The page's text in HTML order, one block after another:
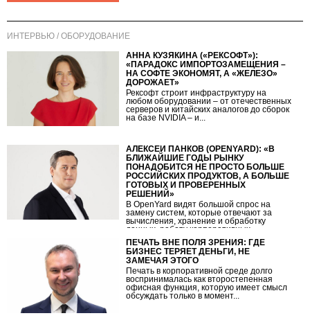
ИНТЕРВЬЮ / ОБОРУДОВАНИЕ
АННА КУЗЯКИНА («РЕКСОФТ»):
«ПАРАДОКС ИМПОРТОЗАМЕЩЕНИЯ –
НА СОФТЕ ЭКОНОМЯТ, А «ЖЕЛЕЗО»
ДОРОЖАЕТ»
Рексофт строит инфраструктуру на
любом оборудовании – от отечественных
серверов и китайских аналогов до сборок
на базе NVIDIA – и...
АЛЕКСЕЙ ПАНКОВ (OPENYARD): «В
БЛИЖАЙШИЕ ГОДЫ РЫНКУ
ПОНАДОБИТСЯ НЕ ПРОСТО БОЛЬШЕ
РОССИЙСКИХ ПРОДУКТОВ, А БОЛЬШЕ
ГОТОВЫХ И ПРОВЕРЕННЫХ
РЕШЕНИЙ»
В OpenYard видят большой спрос на
замену систем, которые отвечают за
вычисления, хранение и обработку
данных, работу корпоративных...
ПЕЧАТЬ ВНЕ ПОЛЯ ЗРЕНИЯ: ГДЕ
БИЗНЕС ТЕРЯЕТ ДЕНЬГИ, НЕ
ЗАМЕЧАЯ ЭТОГО
Печать в корпоративной среде долго
воспринималась как второстепенная
офисная функция, которую имеет смысл
обсуждать только в момент...